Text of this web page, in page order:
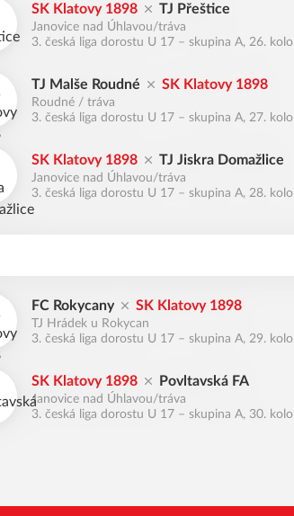
SK Klatovy 1898 TJ Přeštice
Janovice nad Úhlavou/tráva
3. česká liga dorostu U 17 – skupina A, 26. kolo
TJ Malše Roudné SK Klatovy 1898
Roudné / tráva
3. česká liga dorostu U 17 – skupina A, 27. kolo
SK Klatovy 1898 TJ Jiskra Domažlice
Janovice nad Úhlavou/tráva
3. česká liga dorostu U 17 – skupina A, 28. kolo
FC Rokycany SK Klatovy 1898
TJ Hrádek u Rokycan
3. česká liga dorostu U 17 – skupina A, 29. kolo
SK Klatovy 1898 Povltavská FA
Janovice nad Úhlavou/tráva
3. česká liga dorostu U 17 – skupina A, 30. kolo